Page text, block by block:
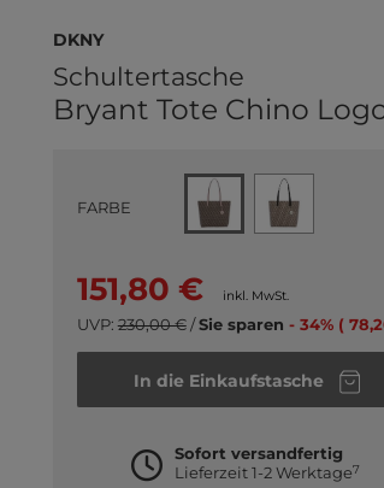
DKNY
Schultertasche
Bryant Tote Chino
FARBE
151,80 € inkl. MwSt.
UVP: 230,00 €/Sie sparen - 34% (
In die Einkaufstasche
Sofort versandfertig
Lieferzeit 1-2 Werktage7